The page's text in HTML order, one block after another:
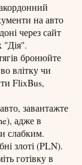
на авто
через сайт
"Дія".
бронюйте
влітку чи
FlixBus,
завантажте
адже в
слабким.
злоті (PLN).
готівку в